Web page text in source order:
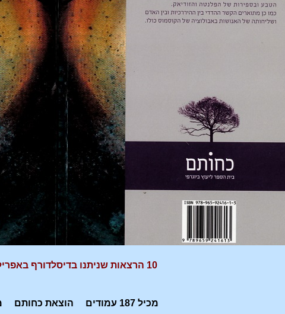
10 הרצאות שניתנו בדיסלדורף באפריל 1909 GA110
מכיל 187 עמודים הוצאת כחותם מחירו: 80 ש"ח